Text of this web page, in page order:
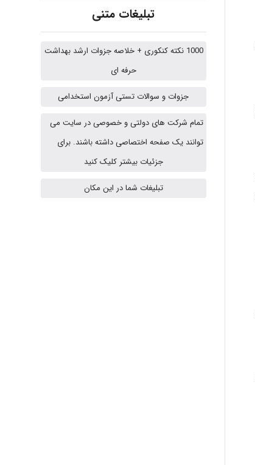
fatima
Jafar Tym
fahimeh sheibani
تبلیغات متنی
1000 نکته کنکوری + خلاصه جزوات ارشد بهداشت
حرفه ای
جزوات و سوالات تستی آزمون استخدامی
تمام شرکت های دولتی و خصوصی در سایت می
توانند یک صفحه اختصاصی داشته باشند. برای
جزئیات بیشتر کلیک کنید
تبلیغات شما در این مکان